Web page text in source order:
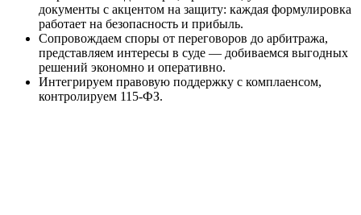
документы с акцентом на защиту: каждая формулировка
работает на безопасность и прибыль.
Сопровождаем споры от переговоров до арбитража,
представляем интересы в суде — добиваемся выгодных
решений экономно и оперативно.
Интегрируем правовую поддержку с комплаенсом,
контролируем 115-ФЗ.